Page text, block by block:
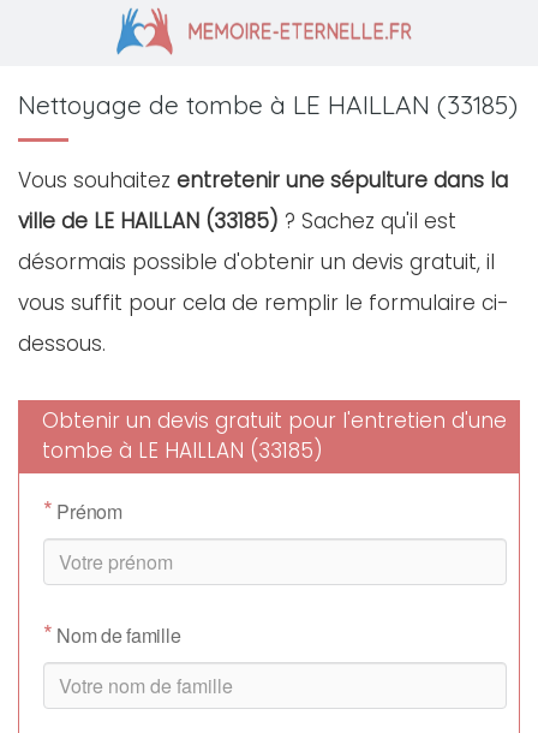
Nettoyage de tombe à LE HAILLAN (33185)
Vous souhaitez entretenir une sépulture dans la
ville de LE HAILLAN (33185) ? Sachez qu'il est
désormais possible d'obtenir un devis gratuit, il
vous suffit pour cela de remplir le formulaire ci-
dessous.
Obtenir un devis gratuit pour l'entretien d'une
tombe à LE HAILLAN (33185)
* Prénom
* Nom de famille